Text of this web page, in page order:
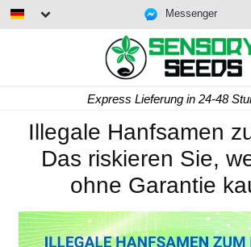
Messenger
Express Lieferung in 24-48
Illegale Hanfsamen
Das riskieren Sie,
ohne Garantie